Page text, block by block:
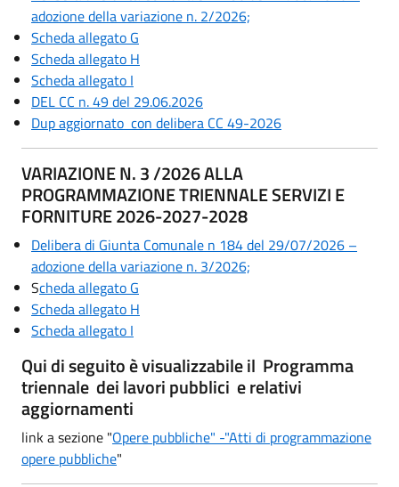
adozione della variazione n. 2/2026;
Scheda allegato G
Scheda allegato H
Scheda allegato I
DEL CC n. 49 del 29.06.2026
Dup aggiornato con delibera CC 49-2026
VARIAZIONE N. 3 /2026 ALLA
PROGRAMMAZIONE TRIENNALE SERVIZI E
FORNITURE 2026-2027-2028
Delibera di Giunta Comunale n 184 del 29/07/2026 –
adozione della variazione n. 3/2026;
Scheda allegato G
Scheda allegato H
Scheda allegato I
Qui di seguito è visualizzabile il Programma
triennale dei lavori pubblici e relativi
aggiornamenti
link a sezione "Opere pubbliche" -"Atti di programmazione
opere pubbliche"